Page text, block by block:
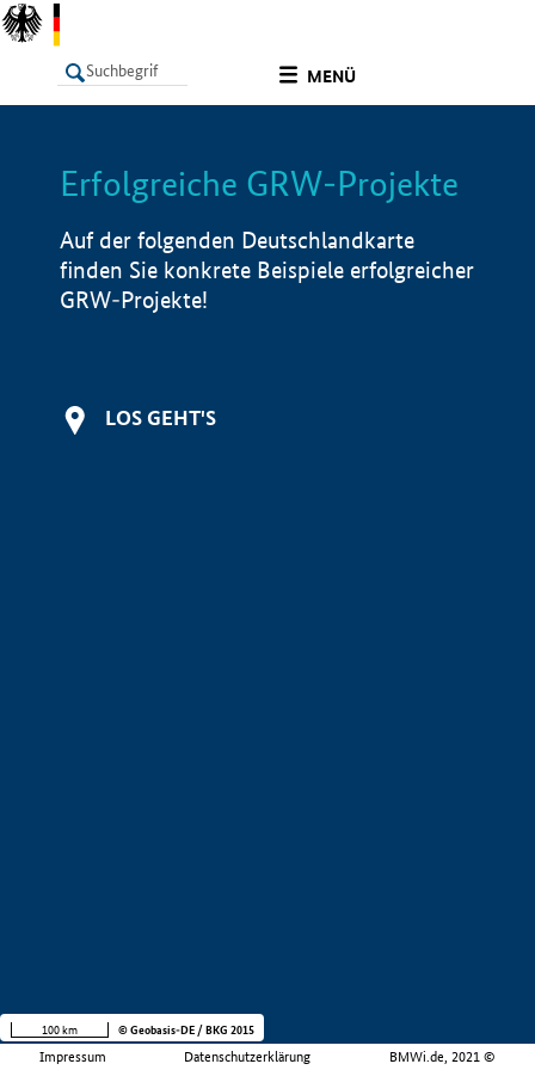
MENÜ
LISTE Info
Erfolgreiche GRW-Projekte
Auf der folgenden Deutschlandkarte
finden Sie konkrete Beispiele erfolgreicher
GRW-Projekte!
LOS GEHT'S
Impressum Datenschutzerklärung BMWi.de, 2021 ©
100 km © Geobasis-DE / BKG 2015